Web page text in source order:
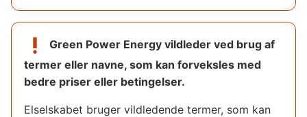
priority_high Green Power Energy vildleder ved brug af
termer eller navne, som kan forveksles med
bedre priser eller betingelser.
Elselskabet bruger vildledende termer, som kan